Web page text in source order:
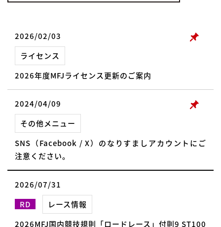
2026/02/03
ライセンス
2026年度MFJライセンス更新のご案内
2024/04/09
その他メニュー
SNS（Facebook / X）のなりすましアカウントにご
注意ください。
2026/07/31
RD
レース情報
2026MFJ国内競技規則「ロードレース」付則9 ST100